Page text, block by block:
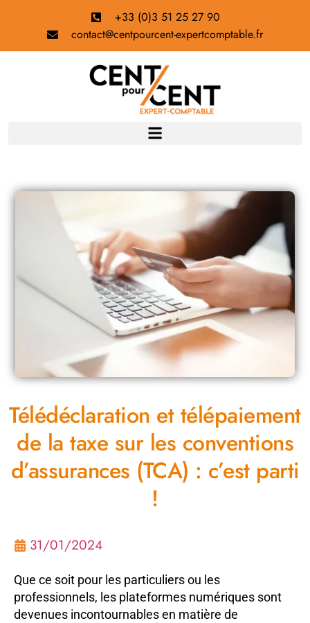
+33 (0)3 51 25 27 90
contact@centpourcent-expertcomptable.fr
Télédéclaration et télépaiement
de la taxe sur les conventions
d’assurances (TCA) : c’est parti
!
31/01/2024
Que ce soit pour les particuliers ou les
professionnels, les plateformes numériques sont
devenues incontournables en matière de